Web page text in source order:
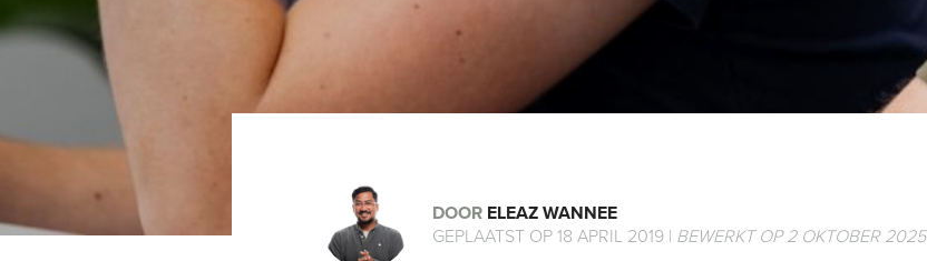
DOOR ELEAZ WANNEE
GEPLAATST OP 18 APRIL 2019 | BEWERKT OP 2 OKTOBER 2025